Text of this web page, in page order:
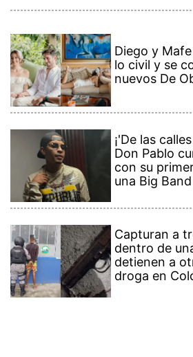
Diego y
lo civil y se
nuevos De
¡'De las
Don Pablo
con su
una Big Band
Capturan a
dentro de
detienen a
droga en